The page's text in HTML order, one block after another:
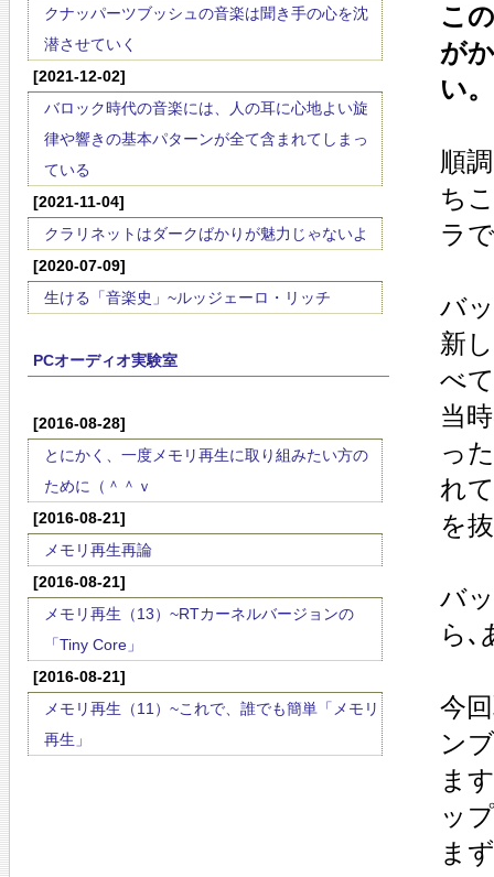
クナッパーツブッシュの音楽は聞き手の心を沈
潜させていく
[2021-12-02]
バロック時代の音楽には、人の耳に心地よい旋
律や響きの基本パターンが全て含まれてしまっ
ている
[2021-11-04]
クラリネットはダークばかりが魅力じゃないよ
[2020-07-09]
生ける「音楽史」~ルッジェーロ・リッチ
PCオーディオ実験室
[2016-08-28]
とにかく、一度メモリ再生に取り組みたい方の
ために（＾＾ｖ
[2016-08-21]
メモリ再生再論
[2016-08-21]
メモリ再生（13）~RTカーネルバージョンの
「Tiny Core」
[2016-08-21]
メモリ再生（11）~これで、誰でも簡単「メモリ
再生」
こ
が
い
順
ち
ラ
バ
新
べ
当
っ
れ
を
バ
ら､
今
ン
ま
ッ
ま